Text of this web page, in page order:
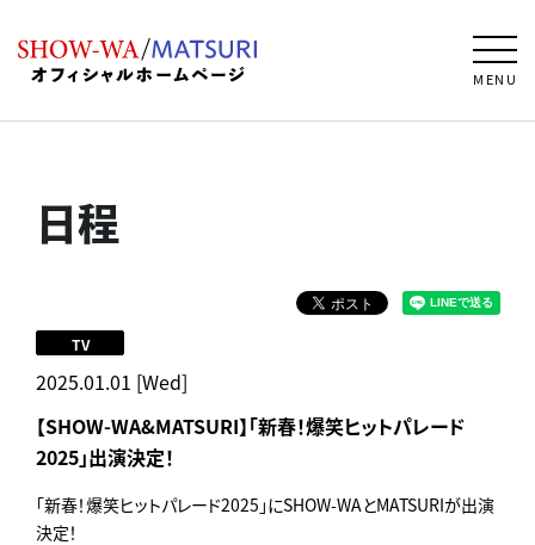
MENU
日程
2025.01.01 [Wed]
TV
【SHOW-WA&MATSURI】「新春！爆笑ヒットパレード
2025」出演決定！
「新春！爆笑ヒットパレード2025」にSHOW-WAとMATSURIが出演
決定！